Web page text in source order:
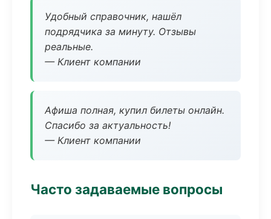
Удобный справочник, нашёл
подрядчика за минуту. Отзывы
реальные.
— Клиент компании
Афиша полная, купил билеты онлайн.
Спасибо за актуальность!
— Клиент компании
Часто задаваемые вопросы